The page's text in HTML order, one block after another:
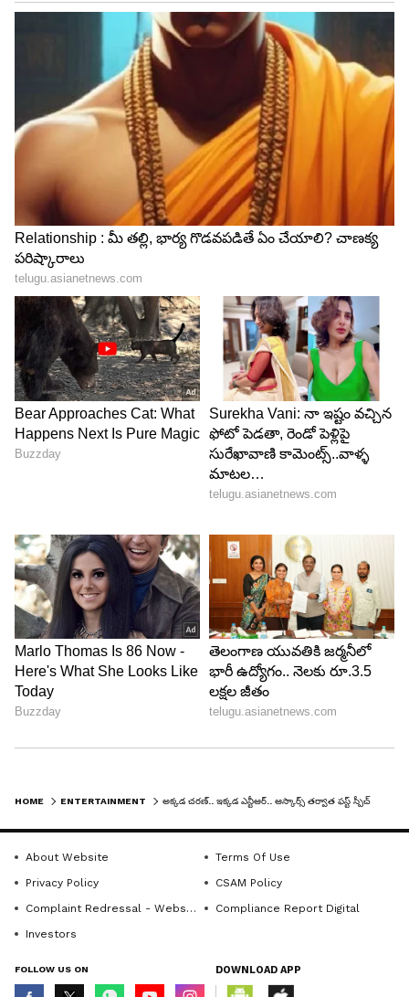
HOME ENTERTAINMENT
About Website
Terms Of Use
Privacy Policy
CSAM Policy
Complaint Redressal - Website
Compliance Report Digital
Investors
FOLLOW US ON DOWNLOAD APP